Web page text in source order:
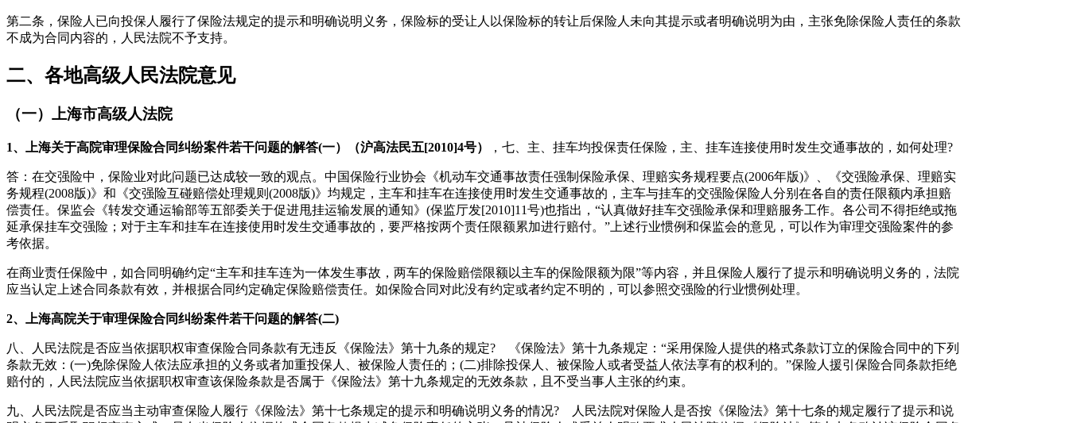
第二条，保险人已向投保人履行了保险法规定的提示和明确说明义务，保险标的受让人以保险标的转让后保险人未向其提示或者明确说明为由，主张免除保险人责任的条款
不成为合同内容的，人民法院不予支持。
二、各地高级人民法院意见
（一）上海市高级人法院
1、上海关于高院审理保险合同纠纷案件若干问题的解答(一）（沪高法民五[2010]4号） ，七、主、挂车均投保责任保险，主、挂车连接使用时发生交通事故的，如何处理?
答：在交强险中，保险业对此问题已达成较一致的观点。中国保险行业协会《机动车交通事故责任强制保险承保、理赔实务规程要点(2006年版)》、《交强险承保、理赔实
务规程(2008版)》和《交强险互碰赔偿处理规则(2008版)》均规定，主车和挂车在连接使用时发生交通事故的，主车与挂车的交强险保险人分别在各自的责任限额内承担赔
偿责任。保监会《转发交通运输部等五部委关于促进甩挂运输发展的通知》(保监厅发[2010]11号)也指出，“认真做好挂车交强险承保和理赔服务工作。各公司不得拒绝或拖
延承保挂车交强险；对于主车和挂车在连接使用时发生交通事故的，要严格按两个责任限额累加进行赔付。”上述行业惯例和保监会的意见，可以作为审理交强险案件的参
考依据。
在商业责任保险中，如合同明确约定“主车和挂车连为一体发生事故，两车的保险赔偿限额以主车的保险限额为限”等内容，并且保险人履行了提示和明确说明义务的，法院
应当认定上述合同条款有效，并根据合同约定确定保险赔偿责任。如保险合同对此没有约定或者约定不明的，可以参照交强险的行业惯例处理。
2、上海高院关于审理保险合同纠纷案件若干问题的解答(二)
八、人民法院是否应当依据职权审查保险合同条款有无违反《保险法》第十九条的规定? 《保险法》第十九条规定：“采用保险人提供的格式条款订立的保险合同中的下列
条款无效：(一)免除保险人依法应承担的义务或者加重投保人、被保险人责任的；(二)排除投保人、被保险人或者受益人依法享有的权利的。”保险人援引保险合同条款拒绝
赔付的，人民法院应当依据职权审查该保险条款是否属于《保险法》第十九条规定的无效条款，且不受当事人主张的约束。
九、人民法院是否应当主动审查保险人履行《保险法》第十七条规定的提示和明确说明义务的情况? 人民法院对保险人是否按《保险法》第十七条的规定履行了提示和说